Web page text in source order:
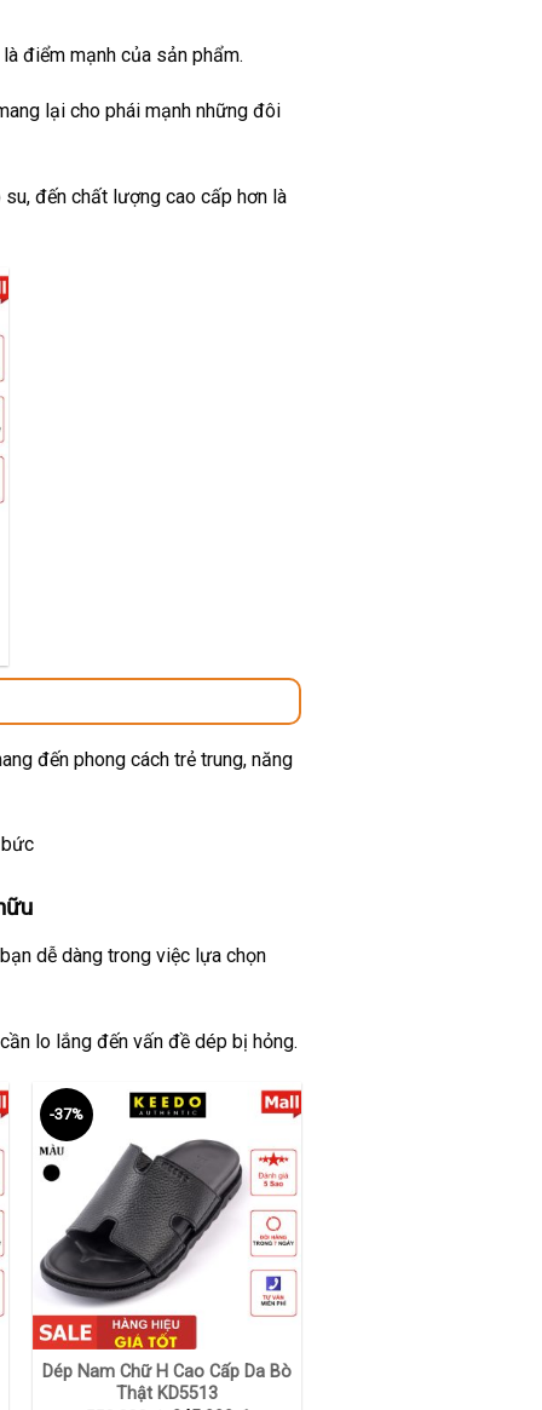
điểm mạnh của sản phẩm.
lại cho phái mạnh những đôi
đến chất lượng cao cấp hơn là
₫.
đến phong cách trẻ trung, năng
dễ dàng trong việc lựa chọn
lo lắng đến vấn đề dép bị hỏng.
-37%
+
Dép Nam Chữ H Cao Cấp Da Bò
Thật KD5513